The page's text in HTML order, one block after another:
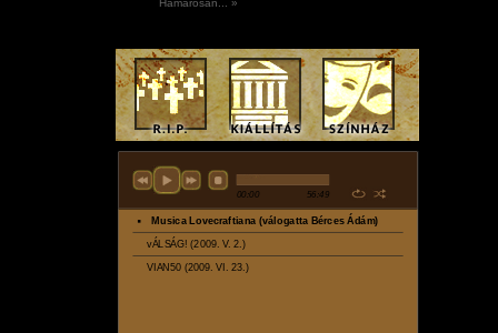
pedig mi hoztuk képbe itthon, így némi túlzással azt
egy kicsit mi is ott leszünk ezzel a ’Zajon. Kiállítókat
volna vinni Mátrafüredre, de ennek egyenlőre technikai
vannak, talán majd jövőre…
Te mint a hazai dark-goth szintér olyan
szinte a kezdetektől végigjárta a hadak útját
fenntartásában, hogyan szemlélted végig
korszakait? Miben érzel
deformálódásokat ha az elmúlt 18-évet vesszük
ami alatt mondjuk pályán vagy?
Lehetne erre oldalakon keresztül válaszolni,
könnyű… Minden korszakból vannak kellemes és